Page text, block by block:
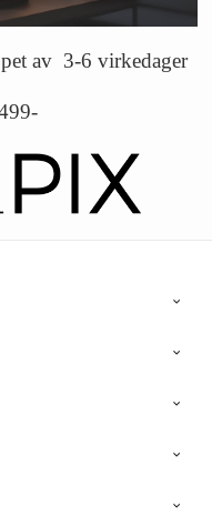
av 3-6 virkedager